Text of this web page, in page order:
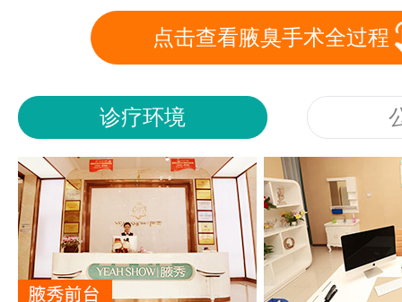
点击查看腋臭手术全过程
诊疗环境